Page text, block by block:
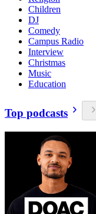
Children
DJ
Comedy
Campus Radio
Interview
Christmas
Music
Education
Top podcasts